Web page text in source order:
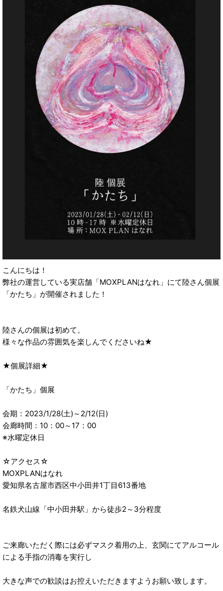
こんにちは！
弊社の運営している実店舗「MOXPLANはなれ」にて陸さん個展
「かたち」が開催されました！
陸さんの個展は初めて。
様々な作品の雰囲気を楽しんでくださいね★
★個展詳細★
「かたち」個展
会期：2023/1/28(土)～2/12(日)
会廊時間：10：00～17：00
※水曜定休日
☆アクセス☆
MOXPLANはなれ
愛知県名古屋市西区中小田井1丁目613番地
名鉄犬山線「中小田井駅」から徒歩2～3分程度
ご来廊いただく際には必ずマスク着用の上、玄関にてアルコール
による手指の消毒を実行し
大きな声での歓談はお控えいただきますようお願い致します。